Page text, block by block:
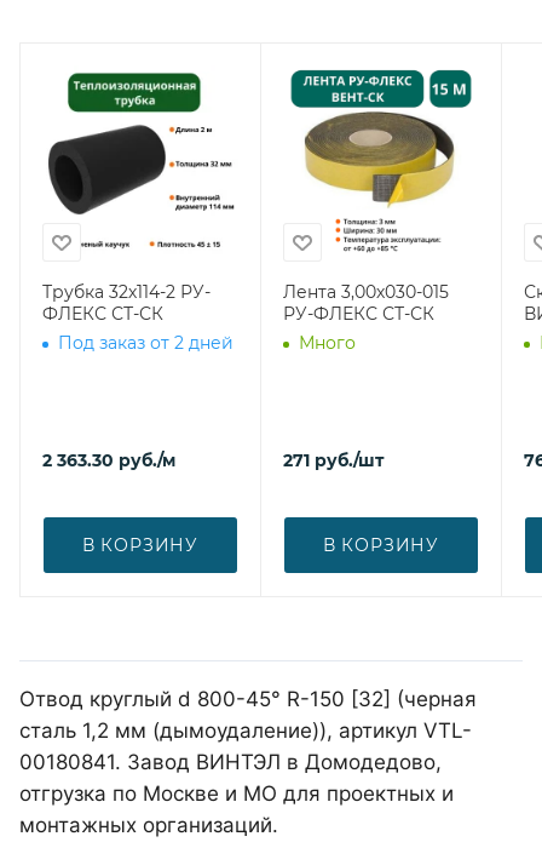
Трубка 32х114-2 РУ-
ФЛЕКС СТ-СК
Под заказ от 2 дней
2 363.30 руб./м
В КОРЗИНУ
Лента 3,00х030-015
РУ-ФЛЕКС СТ-СК
Много
271 руб./шт
В КОРЗИНУ
Отвод круглый d 800-45° R-150 [32] (черная
сталь 1,2 мм (дымоудаление)), артикул VTL-
00180841. Завод ВИНТЭЛ в Домодедово,
отгрузка по Москве и МО для проектных и
монтажных организаций.